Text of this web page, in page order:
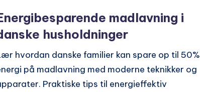
madlavning i
husholdninger
hvordan danske familier kan spare op til 50%
på madlavning med moderne teknikker og
Praktiske tips til energieffektiv